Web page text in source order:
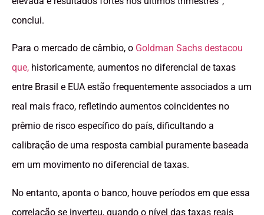
conclui.
Para o mercado de câmbio, o Goldman Sachs destacou
que, historicamente, aumentos no diferencial de taxas
entre Brasil e EUA estão frequentemente associados a um
real mais fraco, refletindo aumentos coincidentes no
prêmio de risco específico do país, dificultando a
calibração de uma resposta cambial puramente baseada
em um movimento no diferencial de taxas.
No entanto, aponta o banco, houve períodos em que essa
correlação se inverteu, quando o nível das taxas reais